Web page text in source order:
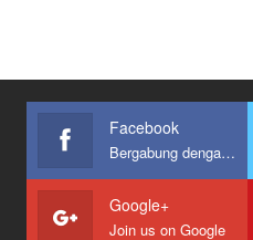
Facebook
Bergabung dengan kami
Google+
Join us on Google